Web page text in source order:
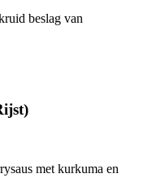
beslag van
met kurkuma en